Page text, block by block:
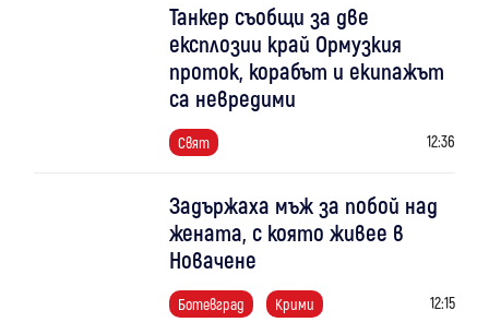
Танкер съобщи за две
експлозии край Ормузкия
проток, корабът и екипажът
са невредими
Свят 12:36
Задържаха мъж за побой над
жената, с която живее в
Новачене
Ботевград Крими 12:15